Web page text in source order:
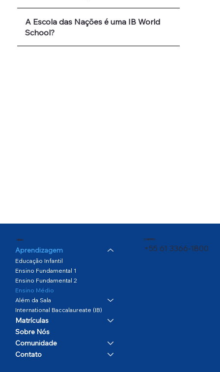
A Escola das Nações é uma IB World
School?
MENU
Aprendizagem
Educação Infantil
Ensino Fundamental 1
Ensino Fundamental 2
Ensino Médio
Além da Sala
International Baccalaureate (IB)
Matrículas
Sobre Nós
Comunidade
Contato
CONTATO
+55 61 3366-1800